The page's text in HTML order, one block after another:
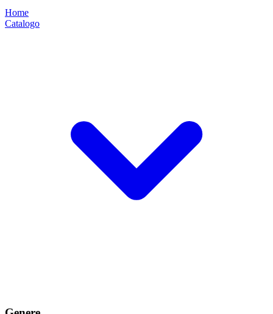
Home
Catalogo